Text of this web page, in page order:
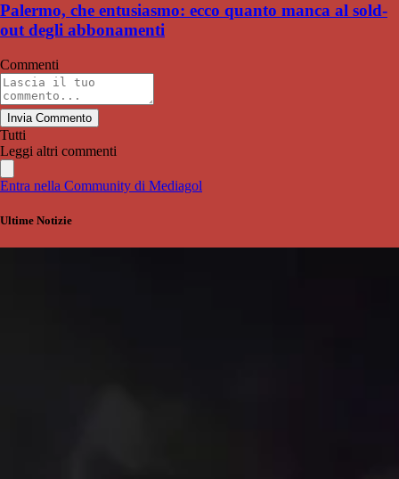
Palermo, che entusiasmo: ecco quanto manca al sold-
out degli abbonamenti
Commenti
Invia Commento
Tutti
Leggi altri commenti
Entra nella Community di Mediagol
Ultime Notizie